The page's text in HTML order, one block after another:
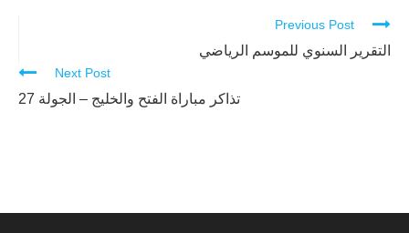
Continue
Reading
Previous Post
التقرير السنوي للموسم الرياضي
Next Post
تذاكر مباراة الفتح والخليج – الجولة 27